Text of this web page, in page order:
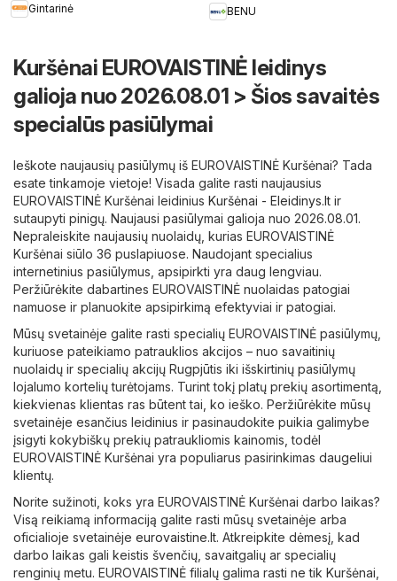
Gintarinė
BENU
Kuršėnai EUROVAISTINĖ leidinys
galioja nuo 2026.08.01 > Šios savaitės
specialūs pasiūlymai
Ieškote naujausių pasiūlymų iš EUROVAISTINĖ Kuršėnai? Tada
esate tinkamoje vietoje! Visada galite rasti naujausius
EUROVAISTINĖ Kuršėnai leidinius Kuršėnai - Eleidinys.lt ir
sutaupyti pinigų. Naujausi pasiūlymai galioja nuo 2026.08.01.
Nepraleiskite naujausių nuolaidų, kurias EUROVAISTINĖ
Kuršėnai siūlo 36 puslapiuose. Naudojant specialius
internetinius pasiūlymus, apsipirkti yra daug lengviau.
Peržiūrėkite dabartines EUROVAISTINĖ nuolaidas patogiai
namuose ir planuokite apsipirkimą efektyviai ir patogiai.
Mūsų svetainėje galite rasti specialių EUROVAISTINĖ pasiūlymų,
kuriuose pateikiamo patrauklios akcijos – nuo ​​savaitinių
nuolaidų ir specialių akcijų Rugpjūtis iki išskirtinių pasiūlymų
lojalumo kortelių turėtojams. Turint tokį platų prekių asortimentą,
kiekvienas klientas ras būtent tai, ko ieško. Peržiūrėkite mūsų
svetainėje esančius leidinius ir pasinaudokite puikia galimybe
įsigyti kokybiškų prekių patraukliomis kainomis, todėl
EUROVAISTINĖ Kuršėnai yra populiarus pasirinkimas daugeliui
klientų.
Norite sužinoti, koks yra EUROVAISTINĖ Kuršėnai darbo laikas?
Visą reikiamą informaciją galite rasti mūsų svetainėje arba
oficialioje svetainėje eurovaistine.lt. Atkreipkite dėmesį, kad
darbo laikas gali keistis švenčių, savaitgalių ar specialių
renginių metu. EUROVAISTINĖ filialų galima rasti ne tik Kuršėnai,